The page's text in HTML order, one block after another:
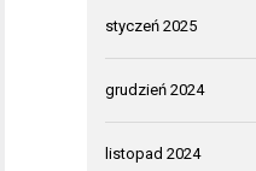
styczeń 2025
grudzień 2024
listopad 2024